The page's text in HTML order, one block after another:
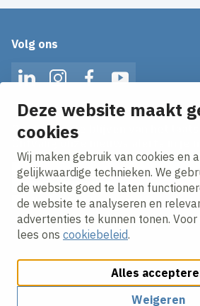
Deze website maakt
cookies
Wij maken gebruik van cookies en
gelijkwaardige technieken. We
de website goed te laten
de website te analyseren en
advertenties te kunnen tonen.
lees ons cookiebeleid.
Alles
Weigeren
Volg ons
Op de hoogte blijven van het
E-mailadres
Ik ga akkoord met hetprivacy